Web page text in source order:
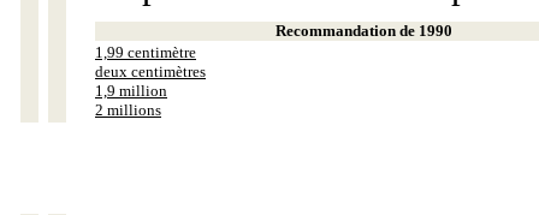
Recommandation de 1990
1,99 centimètre
deux centimètres
1,9 million
2 millions